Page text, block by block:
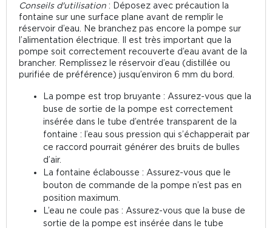
Conseils d'utilisation : Déposez avec précaution la
fontaine sur une surface plane avant de remplir le
réservoir d’eau. Ne branchez pas encore la pompe sur
l’alimentation électrique. Il est très important que la
pompe soit correctement recouverte d’eau avant de la
brancher. Remplissez le réservoir d’eau (distillée ou
purifiée de préférence) jusqu’environ 6 mm du bord.
La pompe est trop bruyante : Assurez-vous que la
buse de sortie de la pompe est correctement
insérée dans le tube d’entrée transparent de la
fontaine : l’eau sous pression qui s’échapperait par
ce raccord pourrait générer des bruits de bulles
d’air.
La fontaine éclabousse : Assurez-vous que le
bouton de commande de la pompe n’est pas en
position maximum.
L’eau ne coule pas : Assurez-vous que la buse de
sortie de la pompe est insérée dans le tube